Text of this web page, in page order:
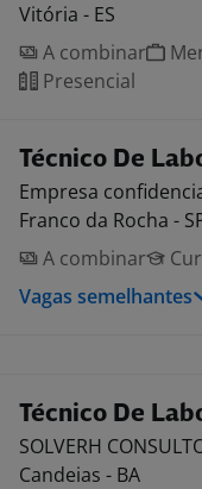
Vitória - ES
A combinar
Presencial
Técnico De
Empresa
Franco da Rocha -
A combinar
Vagas semelhantes
Técnico De
SOLVERH
Candeias - BA